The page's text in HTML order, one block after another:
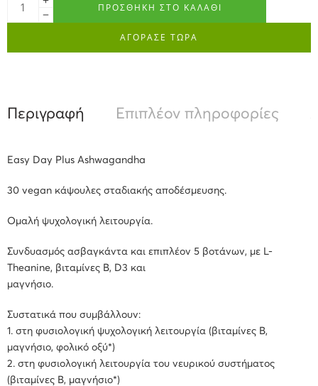
ΠΡΟΣΘΉΚΗ ΣΤΟ ΚΑΛΆΘΙ
ΑΓΟΡΑΣΕ ΤΩΡΑ
Περιγραφή Επιπλέον πληροφορίες
Easy Day Plus Ashwagandha
30 vegan κάψουλες σταδιακής αποδέσμευσης.
Ομαλή ψυχολογική λειτουργία.
Συνδυασμός ασβαγκάντα και επιπλέον 5 βοτάνων, με L-
Theanine, βιταμίνες B, D3 και
μαγνήσιο.
Συστατικά που συμβάλλουν:
1. στη φυσιολογική ψυχολογική λειτουργία (βιταμίνες Β,
μαγνήσιο, φολικό οξύ*)
2. στη φυσιολογική λειτουργία του νευρικού συστήματος
(βιταμίνες Β, μαγνήσιο*)